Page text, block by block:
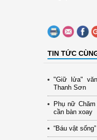
TIN TỨC
"Giữ lửa"
Thanh Sơn
Phụ nữ
cần bàn xoay
“Báu vật